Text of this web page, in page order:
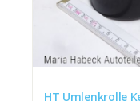
HT Umlenkrolle Keilrippenriemen für Porsche 997 /